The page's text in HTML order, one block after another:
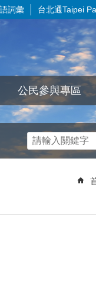
詞彙 台北通Taipei
公民參與專區